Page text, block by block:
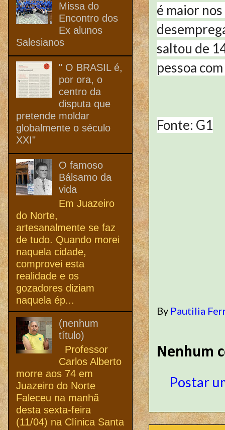
é maior
saltou de
pessoa
Fonte: G1
By Pautilia
Nenhum
Postar
Missa do
Encontro dos
Ex alunos
Salesianos
" O BRASIL é,
por ora, o
centro da
disputa que
pretende moldar
globalmente o século
XXI"
O famoso
Bálsamo da
vida
Em Juazeiro
do Norte,
artesanalmente se faz
de tudo. Quando morei
naquela cidade,
comprovei esta
realidade e os
gozadores diziam
naquela ép...
(nenhum
título)
Professor
Carlos Alberto
morre aos 74 em
Juazeiro do Norte
Faleceu na manhã
desta sexta-feira
(11/04) na Clínica Santa